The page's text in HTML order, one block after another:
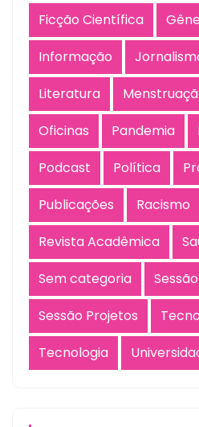
Ficção Científica
Informação
Literatura
Oficinas
Pandemia
Podcast
Política
Publicações
Racismo
Revista Acadêmica
Sem categoria
Sessão Projetos
Tecnologia